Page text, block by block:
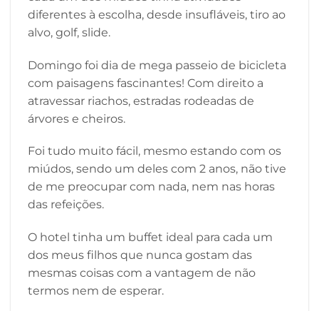
diferentes à escolha, desde insufláveis, tiro ao
alvo, golf, slide.
Domingo foi dia de mega passeio de bicicleta
com paisagens fascinantes! Com direito a
atravessar riachos, estradas rodeadas de
árvores e cheiros.
Foi tudo muito fácil, mesmo estando com os
miúdos, sendo um deles com 2 anos, não tive
de me preocupar com nada, nem nas horas
das refeições.
O hotel tinha um buffet ideal para cada um
dos meus filhos que nunca gostam das
mesmas coisas com a vantagem de não
termos nem de esperar.